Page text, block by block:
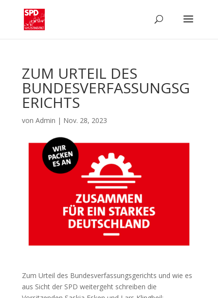
ZUM URTEIL DES
BUNDESVERFASSUNGSG
ERICHTS
von Admin | Nov. 28, 2023
Zum Urteil des Bundesverfassungsgerichts und wie es
aus Sicht der SPD weitergeht schreiben die